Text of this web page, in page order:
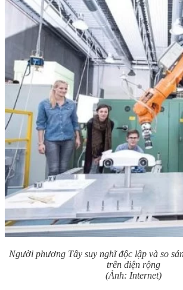
Người phương Tây suy nghĩ độc lập và so
trên diện rộng
(Ảnh: Internet)